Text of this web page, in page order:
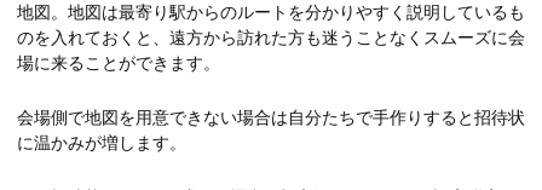
地図。地図は最寄り駅からのルートを分かりやすく説明しているも
のを入れておくと、遠方から訪れた方も迷うことなくスムーズに会
場に来ることができます。
会場側で地図を用意できない場合は自分たちで手作りすると招待状
に温かみが増します。